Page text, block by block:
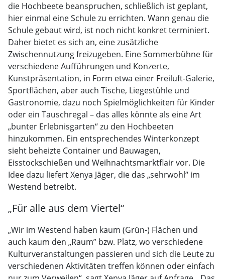
die Hochbeete beanspruchen, schließlich ist geplant,
hier einmal eine Schule zu errichten. Wann genau die
Schule gebaut wird, ist noch nicht konkret terminiert.
Daher bietet es sich an, eine zusätzliche
Zwischennutzung freizugeben. Eine Sommerbühne für
verschiedene Aufführungen und Konzerte,
Kunstpräsentation, in Form etwa einer Freiluft-Galerie,
Sportflächen, aber auch Tische, Liegestühle und
Gastronomie, dazu noch Spielmöglichkeiten für Kinder
oder ein Tauschregal – das alles könnte als eine Art
„bunter Erlebnisgarten“ zu den Hochbeeten
hinzukommen. Ein entsprechendes Winterkonzept
sieht beheizte Container und Bauwagen,
Eisstockschießen und Weihnachtsmarktflair vor. Die
Idee dazu liefert Xenya Jäger, die das „sehrwohl“ im
Westend betreibt.
„Für alle aus dem Viertel“
„Wir im Westend haben kaum (Grün-) Flächen und
auch kaum den „Raum” bzw. Platz, wo verschiedene
Kulturveranstaltungen passieren und sich die Leute zu
verschiedenen Aktivitäten treffen können oder einfach